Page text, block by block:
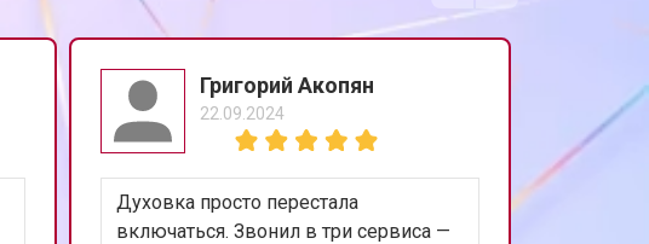
Григорий Акопян
22.09.2024
Духовка просто перестала
включаться. Звонил в три сервиса —